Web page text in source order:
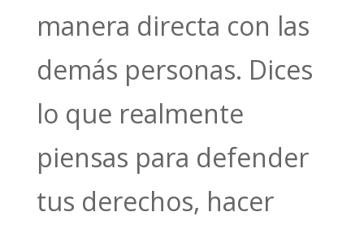
manera directa con las
demás personas. Dices
lo que realmente
piensas para defender
tus derechos, hacer